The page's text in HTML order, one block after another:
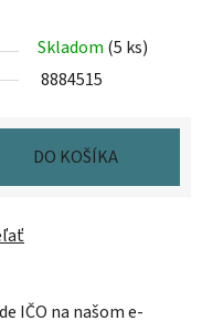
Skladom (5 ks)
8884515
DO KOŠÍKA
IČO na našom e-